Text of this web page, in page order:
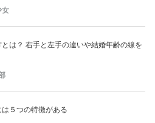
女
は？ 右手と左手の違いや結婚年齢の線を
５つの特徴がある